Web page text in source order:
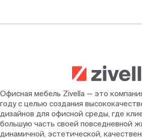
Офисная мебель Zivella — это
году с целью создания
дизайнов для офисной среды, где
большую часть своей повседневной
динамичной, эстетической,